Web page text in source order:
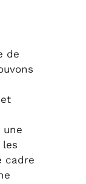
de
une
les
cadre